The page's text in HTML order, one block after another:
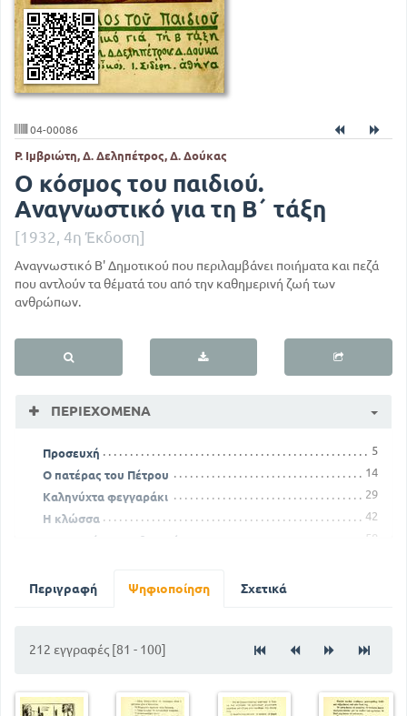
04-00086
Ρ. Ιμβριώτη, Δ. Δεληπέτρος, Δ. Δούκας
Ο κόσμος του παιδιού.
Αναγνωστικό για τη Β΄ τάξη
[1932, 4η Έκδοση]
Αναγνωστικό Β' Δημοτικού που περιλαμβάνει ποιήματα και πεζά
που αντλούν τα θέματά του από την καθημερινή ζωή των
ανθρώπων.
ΠΕΡΙΕΧΌΜΕΝΑ
Προσευχή
5
Ο πατέρας του Πέτρου
14
Καληνύχτα φεγγαράκι
29
Η κλώσσα
42
Ο ποντικός και η θυγατέρα του
58
Ο δρόμος μας το πρωί
Το ποταμάκι
167
Περιγραφή Ψηφιοποίηση Σχετικά
212 εγγραφές [81 - 100]